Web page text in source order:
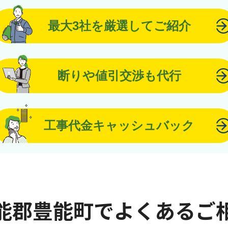
最大3社を厳選してご紹介
断りや値引交渉も代行
工事代金キャッシュバック
郡豊能町でよくあるご